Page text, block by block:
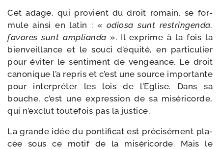
Cet adage, qui pro­vient du droit romain, se for­
mule ain­si en latin : « odio­sa sunt res­trin­gen­da,
favores sunt amplian­da ». Il exprime à la fois la
bien­veillance et le sou­ci d’équité, en par­ti­cu­lier
pour évi­ter le sen­ti­ment de ven­geance. Le droit
cano­nique l’a repris et c’est une source impor­tante
pour inter­pré­ter les lois de l’Eglise. Dans sa
bouche, c’est une expres­sion de sa misé­ri­corde,
qui n’exclut tou­te­fois pas la justice.
La grande idée du pon­ti­fi­cat est pré­ci­sé­ment pla­
cée sous ce motif de la misé­ri­corde. Mais le